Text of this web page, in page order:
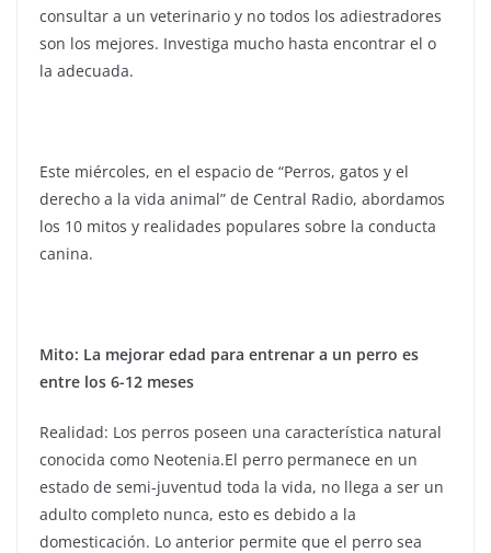
consultar a un veterinario y no todos los adiestradores
son los mejores. Investiga mucho hasta encontrar el o
la adecuada.
Este miércoles, en el espacio de “Perros, gatos y el
derecho a la vida animal” de Central Radio, abordamos
los 10 mitos y realidades populares sobre la conducta
canina.
Mito: La mejorar edad para entrenar a un perro es
entre los 6-12 meses
Realidad: Los perros poseen una característica natural
conocida como Neotenia.El perro permanece en un
estado de semi-juventud toda la vida, no llega a ser un
adulto completo nunca, esto es debido a la
domesticación. Lo anterior permite que el perro sea